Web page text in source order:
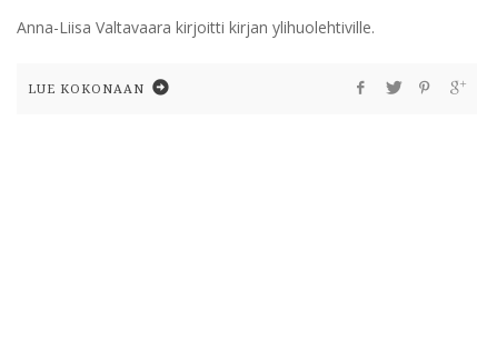
Anna-Liisa Valtavaara kirjoitti kirjan ylihuolehtiville.
LUE KOKONAAN